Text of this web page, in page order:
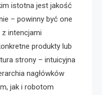
istotna jest jakość
– powinny być one
intencjami
produkty lub
strony – intuicyjna
nagłówków
jak i robotom